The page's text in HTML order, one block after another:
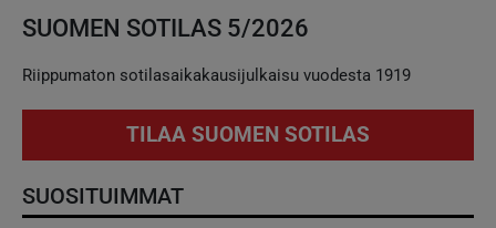
SUOMEN SOTILAS 5/2026
Riippumaton sotilasaikakausijulkaisu vuodesta 1919
TILAA SUOMEN SOTILAS
SUOSITUIMMAT